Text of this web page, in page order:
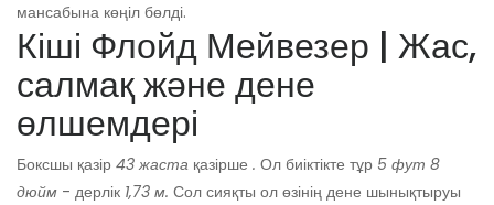
мансабына көңіл бөлді.
Кіші Флойд Мейвезер | Жас,
салмақ және дене
өлшемдері
Боксшы қазір 43 жаста қазірше . Ол биіктікте тұр 5 фут 8
дюйм - дерлік 1,73 м. Сол сияқты ол өзінің дене шынықтыруы